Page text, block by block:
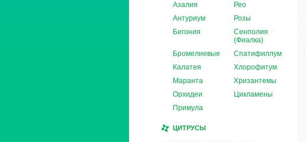
Азалия
Рео
Антуриум
Розы
Бегония
Сенполия
(Фиалка)
Бромелиевые
Спатифиллум
Калатея
Хлорофитум
Маранта
Хризантемы
Орхидеи
Цикламены
Примула
ЦИТРУСЫ